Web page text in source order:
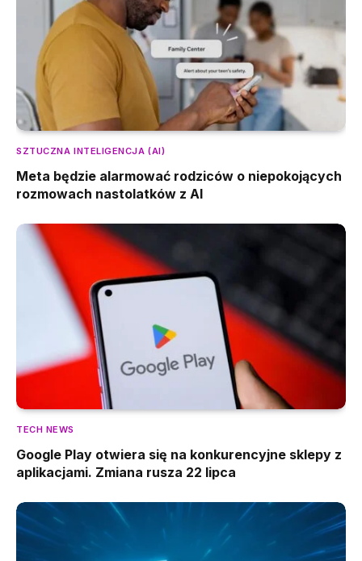
SZTUCZNA INTELIGENCJA (AI)
Meta będzie alarmować rodziców o niepokojących
rozmowach nastolatków z AI
TECH NEWS
Google Play otwiera się na konkurencyjne sklepy z
aplikacjami. Zmiana rusza 22 lipca